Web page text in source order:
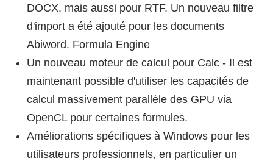
DOCX, mais aussi pour RTF. Un nouveau filtre
d'import a été ajouté pour les documents
Abiword. Formula Engine
Un nouveau moteur de calcul pour Calc - Il est
maintenant possible d'utiliser les capacités de
calcul massivement parallèle des GPU via
OpenCL pour certaines formules.
Améliorations spécifiques à Windows pour les
utilisateurs professionnels, en particulier un